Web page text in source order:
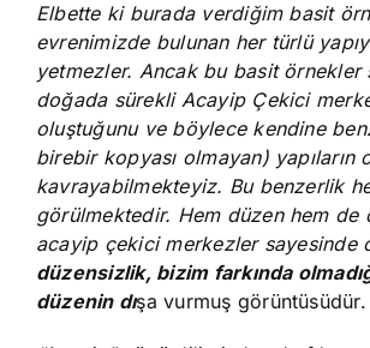
Elbette ki burada verdiğim basit
evrenimizde bulunan her türlü
yetmezler. Ancak bu basit örnekler
doğada sürekli Acayip Çekici
oluştuğunu ve böylece kendine
birebir kopyası olmayan) yapıların
kavrayabilmekteyiz. Bu benzerlik
görülmektedir. Hem düzen hem de
acayip çekici merkezler sayesinde
düzensizlik, bizim farkında
düzenin dışa vurmuş görüntüsüdür.